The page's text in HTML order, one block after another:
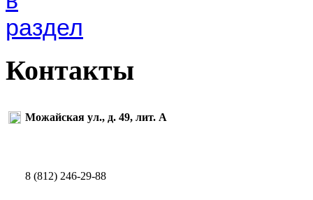
Контакты
Можайская ул., д. 49, лит. А
8 (812) 246-29-88